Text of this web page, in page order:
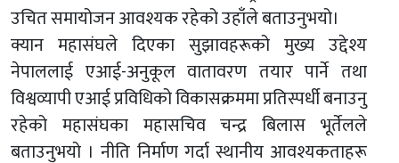
उचित समायोजन आवश्यक रहेको उहाँले बताउनुभयो।
क्यान महासंघले दिएका सुझावहरूको मुख्य उद्देश्य
नेपाललाई एआई-अनुकूल वातावरण तयार पार्ने तथा
विश्वव्यापी एआई प्रविधिको विकासक्रममा प्रतिस्पर्धी बनाउनु
रहेको महासंघका महासचिव चन्द्र बिलास भूर्तेलले
बताउनुभयो । नीति निर्माण गर्दा स्थानीय आवश्यकताहरू